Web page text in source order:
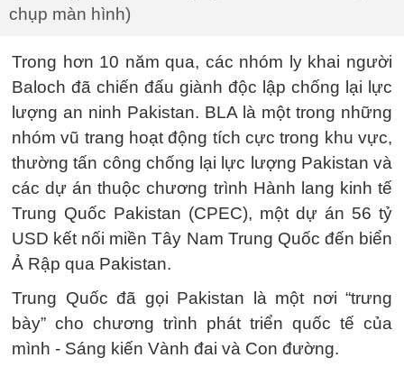
chụp màn hình)
Trong hơn 10 năm qua, các nhóm ly khai người
Baloch đã chiến đấu giành độc lập chống lại lực
lượng an ninh Pakistan. BLA là một trong những
nhóm vũ trang hoạt động tích cực trong khu vực,
thường tấn công chống lại lực lượng Pakistan và
các dự án thuộc chương trình Hành lang kinh tế
Trung Quốc Pakistan (CPEC), một dự án 56 tỷ
USD kết nối miền Tây Nam Trung Quốc đến biển
Ả Rập qua Pakistan.
Trung Quốc đã gọi Pakistan là một nơi “trưng
bày” cho chương trình phát triển quốc tế của
mình - Sáng kiến Vành đai và Con đường.